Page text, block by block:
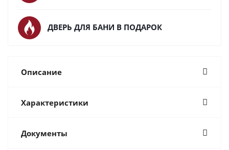
ДВЕРЬ ДЛЯ БАНИ В ПОДАРОК
Описание
Характеристики
Документы